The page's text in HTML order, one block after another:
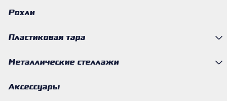
Рохли
Пластиковая тара
Металлические стеллажи
Аксессуары